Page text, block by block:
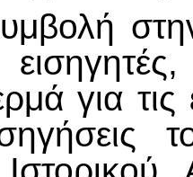
για